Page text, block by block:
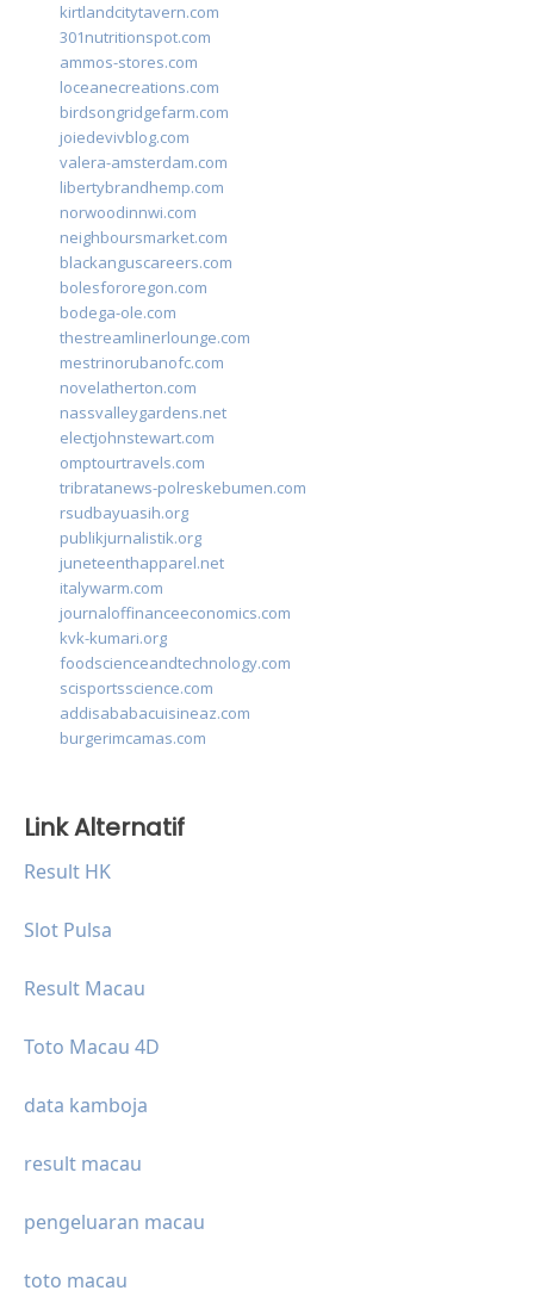
kirtlandcitytavern.com
301nutritionspot.com
ammos-stores.com
loceanecreations.com
birdsongridgefarm.com
joiedevivblog.com
valera-amsterdam.com
libertybrandhemp.com
norwoodinnwi.com
neighboursmarket.com
blackanguscareers.com
bolesfororegon.com
bodega-ole.com
thestreamlinerlounge.com
mestrinorubanofc.com
novelatherton.com
nassvalleygardens.net
electjohnstewart.com
omptourtravels.com
tribratanews-polreskebumen.com
rsudbayuasih.org
publikjurnalistik.org
juneteenthapparel.net
italywarm.com
journaloffinanceeconomics.com
kvk-kumari.org
foodscienceandtechnology.com
scisportsscience.com
addisababacuisineaz.com
burgerimcamas.com
Link Alternatif
Result HK
Slot Pulsa
Result Macau
Toto Macau 4D
data kamboja
result macau
pengeluaran macau
toto macau